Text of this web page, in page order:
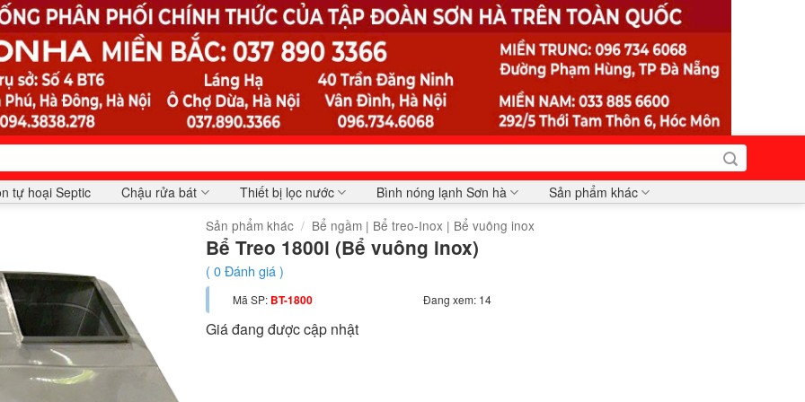
tự hoại Septic Chậu rửa bát Thiết bị lọc nước Bình nóng lạnh Sơn hà
Sản phẩm khác
Sản phẩm khác / Bể ngầm | Bể treo-Inox | Bể vuông inox
Bể Treo 1800l (Bể vuông inox)
( 0Đánh giá )
Mã SP: BT-1800 Đang xem: 14
Giá đang được cập nhật